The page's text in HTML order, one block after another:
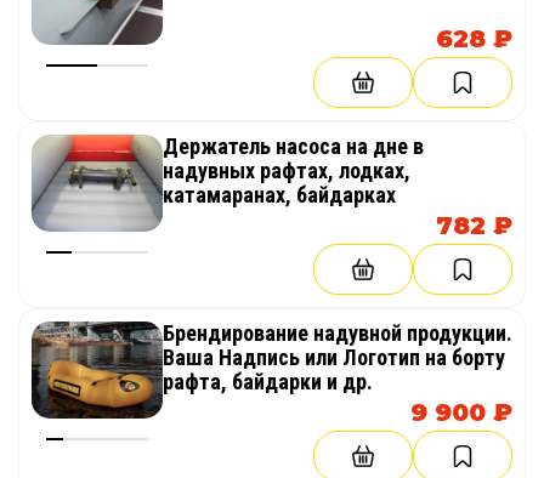
628 ₽
Держатель насоса на дне в
надувных рафтах, лодках,
катамаранах, байдарках
782 ₽
Брендирование надувной продукции.
Ваша Надпись или Логотип на борту
рафта, байдарки и др.
9 900 ₽